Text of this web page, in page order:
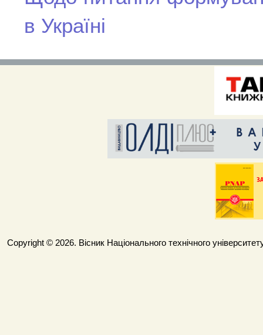
в Україні
Copyright © 2026. Вісник Національного технічного